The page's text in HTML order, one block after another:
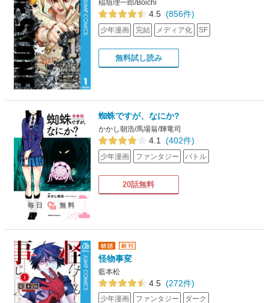
稲垣理一郎/Boichi
4.5 (856件)
少年漫画 完結 メディア化 SF
無料試し読み
蜘蛛ですが、なにか?
かかし朝浩/馬場翁/輝竜司
4.1 (402件)
少年漫画 ファンタジー バトル
20話無料
毎日 無料
怪物事変
藍本松
4.5 (272件)
少年漫画 ファンタジー ダーク